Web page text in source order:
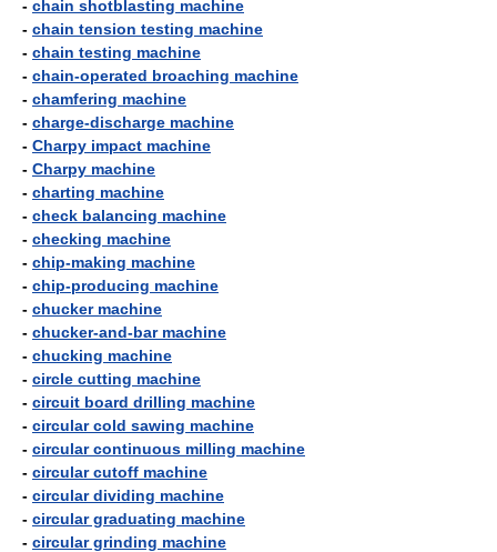
- chain shotblasting machine
- chain tension testing machine
- chain testing machine
- chain-operated broaching machine
- chamfering machine
- charge-discharge machine
- Charpy impact machine
- Charpy machine
- charting machine
- check balancing machine
- checking machine
- chip-making machine
- chip-producing machine
- chucker machine
- chucker-and-bar machine
- chucking machine
- circle cutting machine
- circuit board drilling machine
- circular cold sawing machine
- circular continuous milling machine
- circular cutoff machine
- circular dividing machine
- circular graduating machine
- circular grinding machine